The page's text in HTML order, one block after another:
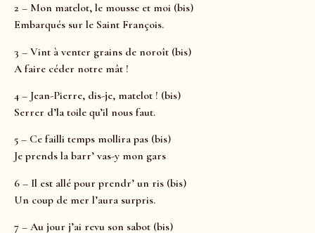
2 – Mon matelot, le mousse et moi (bis)
Embarqués sur le Saint François.
3 – Vint à venter grains de noroît (bis)
A faire céder notre mât !
4 – Jean-Pierre, dis-je, matelot ! (bis)
Serrer d’la toile qu’il nous faut.
5 – Ce failli temps mollira pas (bis)
Je prends la barr’ vas-y mon gars
6 – Il est allé pour prendr’ un ris (bis)
Un coup de mer l’aura surpris.
7 – Au jour j’ai revu son sabot (bis)